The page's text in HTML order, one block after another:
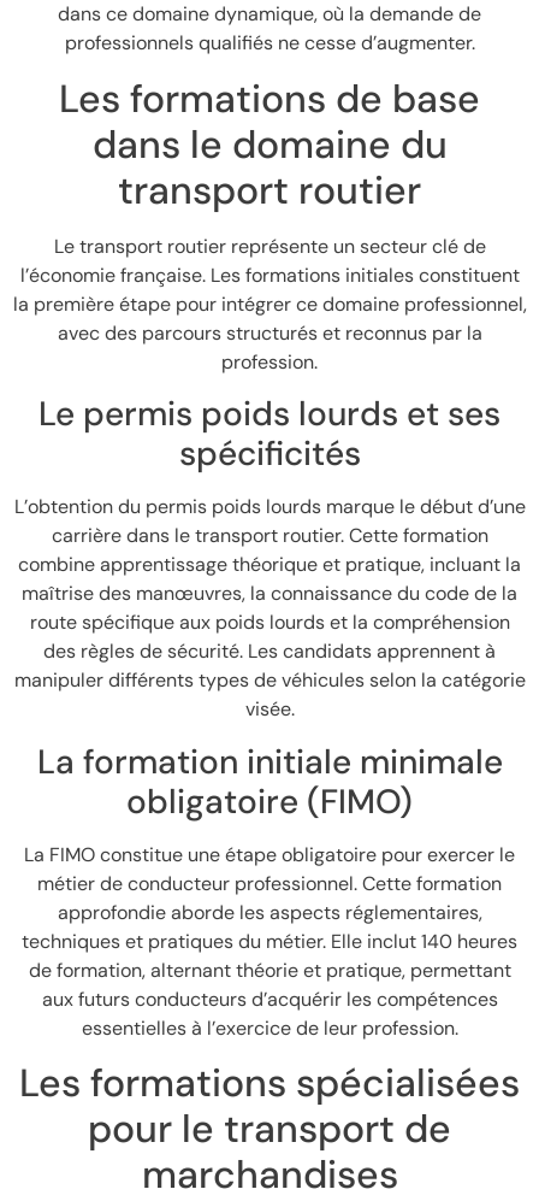
dans ce domaine dynamique, où la demande de
professionnels qualifiés ne cesse d’augmenter.
Les formations de base
dans le domaine du
transport routier
Le transport routier représente un secteur clé de
l’économie française. Les formations initiales constituent
la première étape pour intégrer ce domaine professionnel,
avec des parcours structurés et reconnus par la
profession.
Le permis poids lourds et ses
spécificités
L’obtention du permis poids lourds marque le début d’une
carrière dans le transport routier. Cette formation
combine apprentissage théorique et pratique, incluant la
maîtrise des manœuvres, la connaissance du code de la
route spécifique aux poids lourds et la compréhension
des règles de sécurité. Les candidats apprennent à
manipuler différents types de véhicules selon la catégorie
visée.
La formation initiale minimale
obligatoire (FIMO)
La FIMO constitue une étape obligatoire pour exercer le
métier de conducteur professionnel. Cette formation
approfondie aborde les aspects réglementaires,
techniques et pratiques du métier. Elle inclut 140 heures
de formation, alternant théorie et pratique, permettant
aux futurs conducteurs d’acquérir les compétences
essentielles à l’exercice de leur profession.
Les formations spécialisées
pour le transport de
marchandises